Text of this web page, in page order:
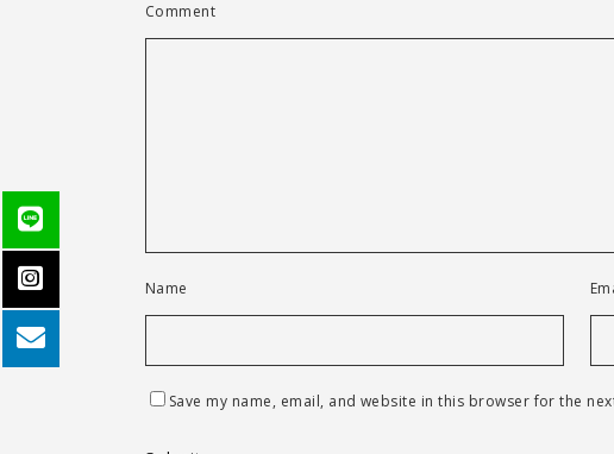
Comment
Name
Save my name, email, and website in this browser for the